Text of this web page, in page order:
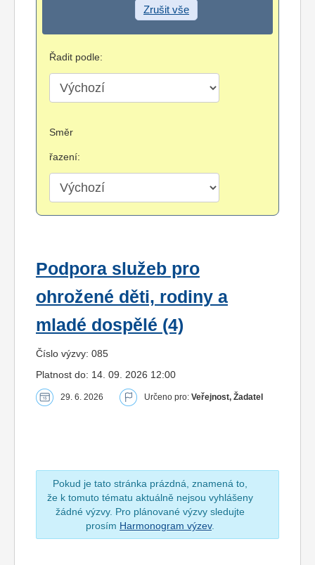
Zrušit vše
Řadit podle:
Směr
řazení:
Podpora služeb pro
ohrožené děti, rodiny a
mladé dospělé (4)
Číslo výzvy: 085
Platnost do: 14. 09. 2026 12:00
29. 6. 2026 Určeno pro: Veřejnost, Žadatel
Pokud je tato stránka prázdná, znamená to,
že k tomuto tématu aktuálně nejsou vyhlášeny
žádné výzvy. Pro plánované výzvy sledujte
prosím Harmonogram výzev.